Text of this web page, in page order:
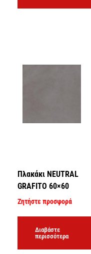
Πλακάκι NEUTRAL
GRAFITO 60×60
Ζητήστε προσφορά
Διαβάστε
περισσότερα